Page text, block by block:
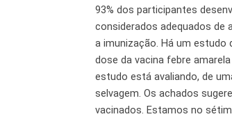
93% dos participantes
considerados adequados de
a imunização. Há um estudo
dose da vacina febre
estudo está avaliando, de
selvagem. Os achados
vacinados. Estamos no